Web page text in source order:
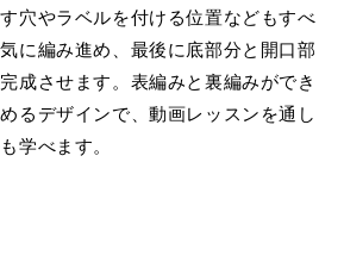
穴やラベルを付ける位置などもすべ
に編み進め、最後に底部分と開口部
成させます。表編みと裏編みができ
るデザインで、動画レッスンを通し
学べます。